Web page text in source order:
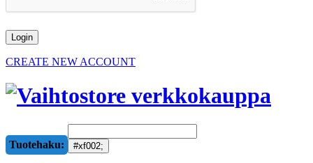
CREATE NEW ACCOUNT
Tuotehaku: